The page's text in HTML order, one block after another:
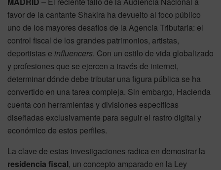
favor de la cantante Shakira ha devuelto al foco público
uno de los mayores desafíos de la Agencia Tributaria: el
control fiscal de los grandes patrimonios, artistas,
deportistas e influencers. Con un estilo de vida globalizado
y profesiones que se ejercen a través de internet,
determinar dónde debe tributar una figura pública se ha
convertido en una tarea compleja. Sin embargo, Hacienda
cuenta con herramientas y divisiones específicas
diseñadas exclusivamente para seguir el rastro digital y
económico de estos perfiles.
La clave de estas investigaciones radica en demostrar la
residencia fiscal, un concepto amparado en la Ley